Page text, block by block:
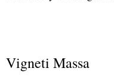
Vigneti Massa